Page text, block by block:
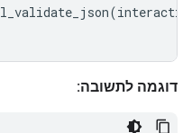
(
דוגמה לתשובה: